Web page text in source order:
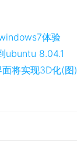
体验
ubuntu 8.04.1
将实现3D化(图)